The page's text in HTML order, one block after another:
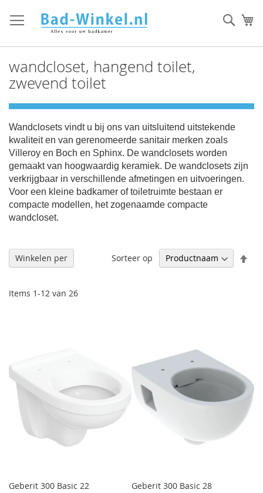
direct
door
inhoud
wandcloset, hangend toilet,
zwevend toilet
Wandclosets vindt u bij ons van uitsluitend uitstekende
kwaliteit en van gerenomeerde sanitair merken zoals
Villeroy en Boch en Sphinx. De wandclosets worden
gemaakt van hoogwaardig keramiek. De wandclosets zijn
verkrijgbaar in verschillende afmetingen en uitvoeringen.
Voor een kleine badkamer of toiletruimte bestaan er
compacte modellen, het zogenaamde compacte
wandcloset.
Items 1-12 van 26
Sorteer op
Geberit 300 Basic 22
Geberit 300 Basic 28
Winkelen per